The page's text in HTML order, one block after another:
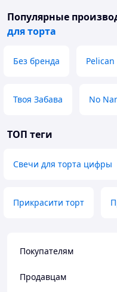
Популярные
для торта
Без бренда Pelican
Твоя Забава No
ТОП теги
Свечи для торта цифры
Прикрасити торт
Покупателям
Продавцам